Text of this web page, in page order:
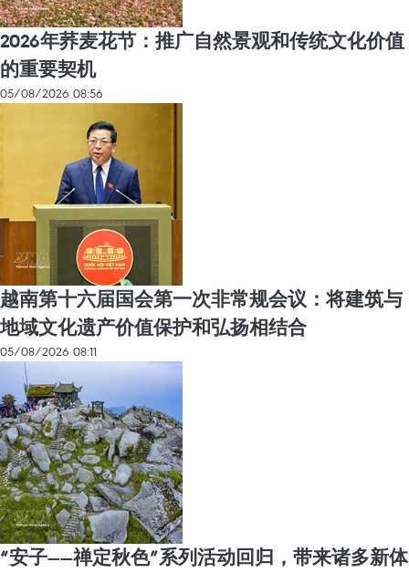
2026年荞麦花节：推广自然景观和传统文化价值
的重要契机
05/08/2026 08:56
越南第十六届国会第一次非常规会议：将建筑与
地域文化遗产价值保护和弘扬相结合
05/08/2026 08:11
“安子——禅定秋色”系列活动回归，带来诸多新体